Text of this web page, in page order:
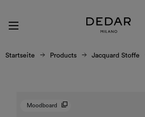
Startseite Products Jacquard Stoffe
Moodboard